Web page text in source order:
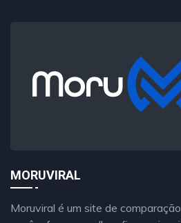
MORUVIRAL
Moruviral é um site de